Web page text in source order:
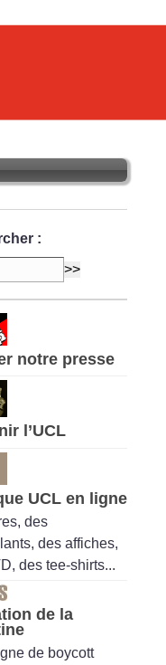
:
notre presse
l’UCL
UCL en ligne
des
des affiches,
des tee-shirts...
de la
de boycott